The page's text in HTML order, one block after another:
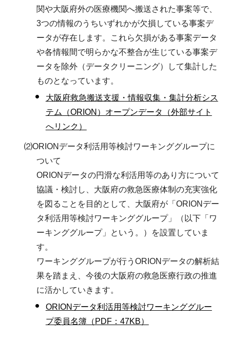
関や大阪府外の医療機関へ搬送された事案等で、
3つの情報のうちいずれかが欠損している事案デ
ータが存在します。これら欠損がある事案データ
や各情報間で明らかな不整合が生じている事案デ
ータを除外（データクリーニング）して集計した
ものとなっています。
大阪府救急搬送支援・情報収集・集計分析シス
テム（ORION）オープンデータ（外部サイト
へリンク）
⑵ORIONデータ利活用等検討ワーキンググループに
ついて
ORIONデータの円滑な利活用等のあり方について
協議・検討し、大阪府の救急医療体制の充実強化
を図ることを目的として、大阪府が「ORIONデー
タ利活用等検討ワーキンググループ」（以下「ワ
ーキンググループ」という。）を設置していま
す。
ワーキンググループが行うORIONデータの解析結
果を踏まえ、今後の大阪府の救急医療行政の推進
に活かしていきます。
ORIONデータ利活用等検討ワーキンググルー
プ委員名簿（PDF：47KB）